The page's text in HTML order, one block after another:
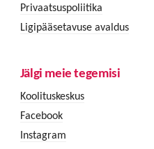
Privaatsuspoliitika
Ligipääsetavuse avaldus
Jälgi meie tegemisi
Koolituskeskus
Facebook
Instagram